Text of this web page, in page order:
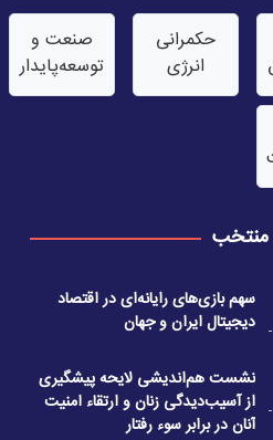
حکمرانی
انرژی
صنعت‌ و
توسعه‌پایدار
منتخب
سهم بازی‌های رایانه‌ای در اقتصاد
دیجیتال ایران و جهان
نشست هم‌اندیشی لایحه پیشگیری
از آسیب‌دیدگی زنان و ارتقاء امنیت
آنان در برابر سوء رفتار